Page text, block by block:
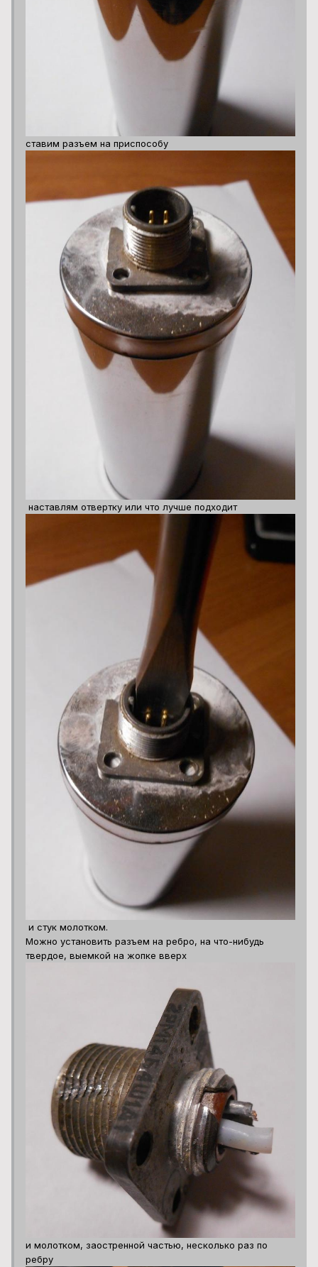
ставим разъем на приспособу
наставлям отвертку или что лучше подходит
и стук молотком.
Можно установить разъем на ребро, на что-нибудь
твердое, выемкой на жопке вверх
и молотком, заостренной частью, несколько раз по
ребру